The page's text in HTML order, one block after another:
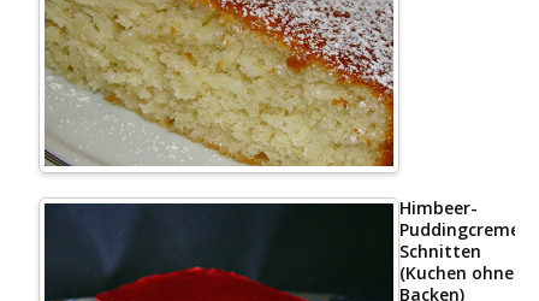
Himbeer-
Puddingcreme
Schnitten
(Kuchen ohne
Backen)